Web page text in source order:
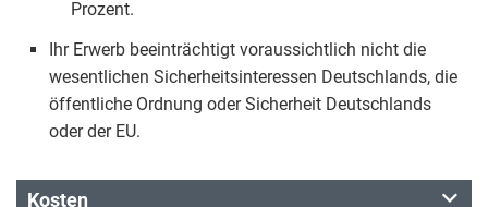
Prozent.
Ihr Erwerb beeinträchtigt voraussichtlich nicht die
wesentlichen Sicherheitsinteressen Deutschlands, die
öffentliche Ordnung oder Sicherheit Deutschlands
oder der EU.
Kosten